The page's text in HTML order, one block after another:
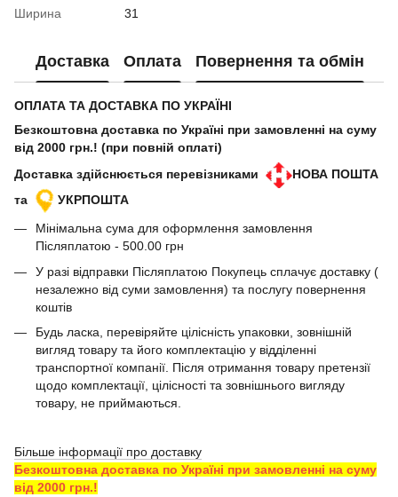
Ширина
31
Доставка Оплата Повернення та обмін
ОПЛАТА ТА ДОСТАВКА ПО УКРАЇНІ
Безкоштовна доставка по Україні при замовленні на суму
від 2000 грн.! (при повній оплаті)
Доставка здійснюється перевізниками
НОВА ПОШТА
та
УКРПОШТА
Мінімальна сума для оформлення замовлення
Післяплатою - 500.00 грн
У разі відправки Післяплатою Покупець сплачує доставку (
незалежно від суми замовлення) та послугу повернення
коштів
Будь ласка, перевіряйте цілісність упаковки, зовнішній
вигляд товару та його комплектацію у відділенні
транспортної компанії. Після отримання товару претензії
щодо комплектації, цілісності та зовнішнього вигляду
товару, не приймаються.
Більше інформації про доставку
Безкоштовна доставка по Україні при замовленні на суму
від 2000 грн.!